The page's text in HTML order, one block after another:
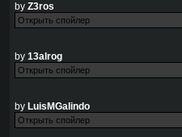
by Z3ros
by 13alrog
by LuisMGalindo